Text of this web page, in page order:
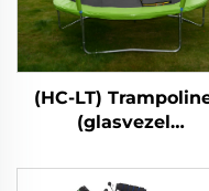
(HC-LT)
(glasvezel